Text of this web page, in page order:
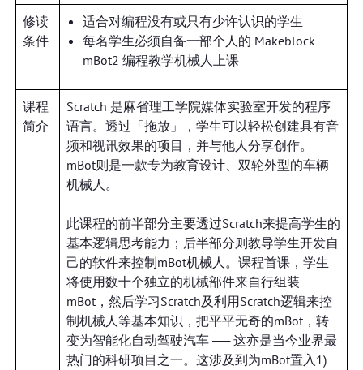
修读
条件
适合对编程没有或只有少许认识的学生
每名学生必须自备一部个人的 Makeblock
mBot2 编程教学机械人上课
课程
简介
Scratch 是麻省理工学院媒体实验室开发的程序
语言。透过「拖放」，学生可以轻松创建具有音
频和视讯效果的项目，并与他人分享创作。
mBot则是一款专为教育设计、双轮外型的车辆
机械人。
此课程的前半部分主要透过Scratch来提高学生的
基本逻辑思考能力；后半部分则教导学生开发自
己的软件来控制mBot机械人。课程首课，学生
将使用数十个独立的机械部件来自行组装
mBot，然后学习Scratch及利用Scratch逻辑来控
制机械人等基本知识，把平平无奇的mBot，转
变为智能化自动驾驶汽车 ── 这亦是当今业界最
热门的科研项目之一。这涉及到为mBot置入1)